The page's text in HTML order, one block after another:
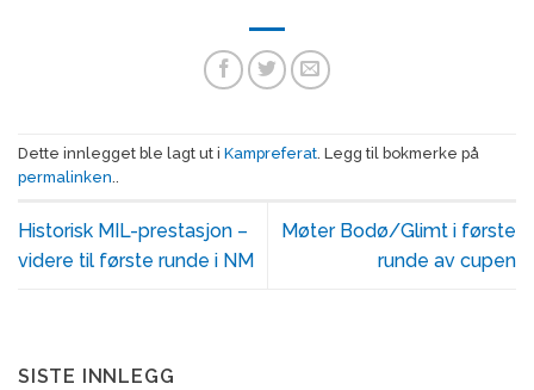
Dette innlegget ble lagt ut i Kampreferat. Legg til bokmerke på
permalinken..
Historisk MIL-prestasjon –
videre til første runde i NM
Møter Bodø/Glimt i første
runde av cupen
SISTE INNLEGG